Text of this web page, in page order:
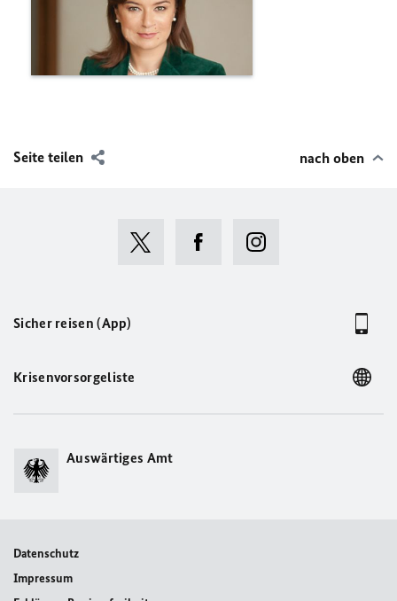
Seite teilen nach oben
Sicher reisen (App)
Krisenvorsorgeliste
Auswärtiges Amt
Datenschutz
Impressum